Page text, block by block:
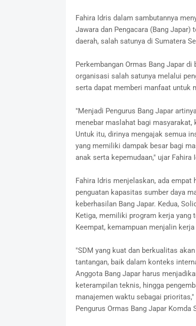
Fahira Idris dalam sambutannya
Jawara dan Pengacara (Bang Japar)
daerah, salah satunya di Sumatera
Perkembangan Ormas Bang Japar
organisasi salah satunya melalui
serta dapat memberi manfaat untuk
"Menjadi Pengurus Bang Japar
menebar maslahat bagi
Untuk itu, dirinya mengajak semua
yang memiliki dampak besar bagi
anak serta kepemudaan," ujar Fahira
Fahira Idris menjelaskan, ada empat
penguatan kapasitas sumber daya
keberhasilan Bang Japar. Kedua,
Ketiga, memiliki program kerja yang
Keempat, kemampuan menjalin
"SDM yang kuat dan berkualitas
tantangan, baik dalam konteks
Anggota Bang Japar harus
keterampilan teknis, hingga
manajemen waktu sebagai
Pengurus Ormas Bang Japar